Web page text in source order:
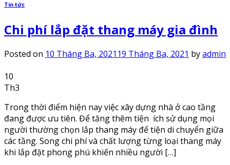
Tin tức
Chi phí lắp đặt thang máy gia đình
Posted on 10 Tháng Ba, 2021 19 Tháng Ba, 2021 byadmin
10
Th3
Trong thời điểm hiện nay việc xây dựng nhà ở cao tầng
đang được ưu tiên. Để tăng thêm tiện ích sử dụng mọi
người thường chọn lắp thang máy để tiện di chuyển giữa
các tầng. Song chi phí và chất lượng từng loại thang máy
khi lắp đặt phong phú khiến nhiều người […]